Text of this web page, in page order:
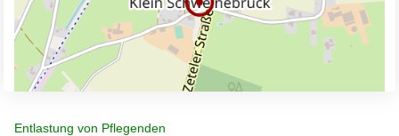
Entlastung von Pflegenden